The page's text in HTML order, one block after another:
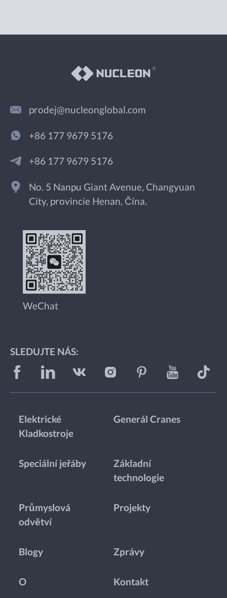
prodej@nucleonglobal.com
+86 177 9679 5176
+86 177 9679 5176
No. 5 Nanpu Giant Avenue, Changyuan
City, provincie Henan, Čína.
WeChat
SLEDUJTE NÁS:
Elektrické
Kladkostroje
Generál Cranes
Speciální jeřáby
Základní
technologie
Průmyslová
odvětví
Projekty
Blogy Zprávy
O Kontakt